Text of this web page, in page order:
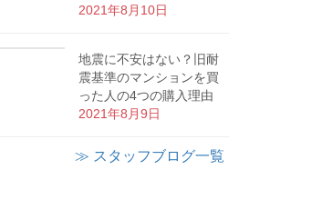
2021年8月10日
地震に不安はない？旧耐
震基準のマンションを買
った人の4つの購入理由
2021年8月9日
≫ スタッフブログ一覧